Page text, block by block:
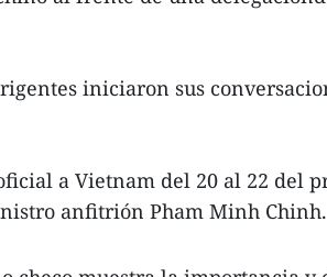
iniciaron sus
a Vietnam del 20 al 22 del
anfitrión Pham Minh Chinh.